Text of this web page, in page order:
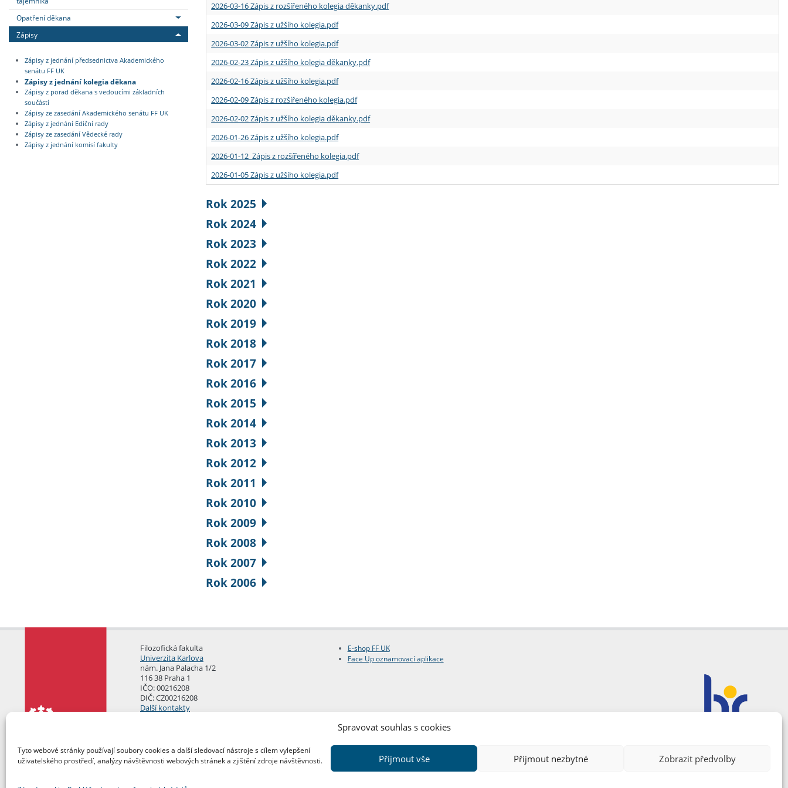
Spravovat souhlas s cookies
Tyto webové stránky používají soubory cookies a další sledovací nástroje s cílem vylepšení
uživatelského prostředí, analýzy návštěvnosti webových stránek a zjištění zdroje návštěvnosti.
Přijmout vše Přijmout nezbytné Zobrazit předvolby
Opatření děkana
Zápisy
Zápisy z jednání předsednictva Akademického
senátu FF UK
Zápisy z jednání kolegia děkana
Zápisy z porad děkana s vedoucími základních
součástí
Zápisy ze zasedání Akademického senátu FF UK
Zápisy z jednání Ediční rady
Zápisy ze zasedání Vědecké rady
Zápisy z jednání komisí fakulty
2026-03-16 Zápis z rozšířeného kolegia děkanky.pdf
2026-03-09 Zápis z užšího kolegia.pdf
2026-03-02 Zápis z užšího kolegia.pdf
2026-02-23 Zápis z užšího kolegia děkanky.pdf
2026-02-16 Zápis z užšího kolegia.pdf
2026-02-09 Zápis z rozšířeného kolegia.pdf
2026-02-02 Zápis z užšího kolegia děkanky.pdf
2026-01-26 Zápis z užšího kolegia.pdf
2026-01-12 Zápis z rozšířeného kolegia.pdf
2026-01-05 Zápis z užšího kolegia.pdf
Rok 2025
Rok 2024
Rok 2023
Rok 2022
Rok 2021
Rok 2020
Rok 2019
Rok 2018
Rok 2017
Rok 2016
Rok 2015
Rok 2014
Rok 2013
Rok 2012
Rok 2011
Rok 2010
Rok 2009
Rok 2008
Rok 2007
Rok 2006
Filozofická fakulta
Univerzita Karlova
nám. Jana Palacha 1/2
116 38 Praha 1
IČO: 00216208
DIČ: CZ00216208
Další kontakty
E-shop FF UK
Face Up oznamovací aplikace